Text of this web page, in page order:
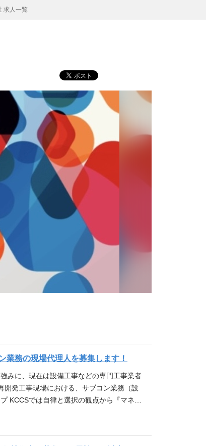
求人一覧
業務の現場代理人を募集します！
みに、現在は設備工事などの専門工事業者
開発工事現場における、サブコン業務（設
KCCSでは自律と選択の観点から『マネジ
ます。どちらもアメーバ経営の特徴から経
の参画と同時に、組織運営をお任せしま
ティ&インクルージョン推進の観点から、